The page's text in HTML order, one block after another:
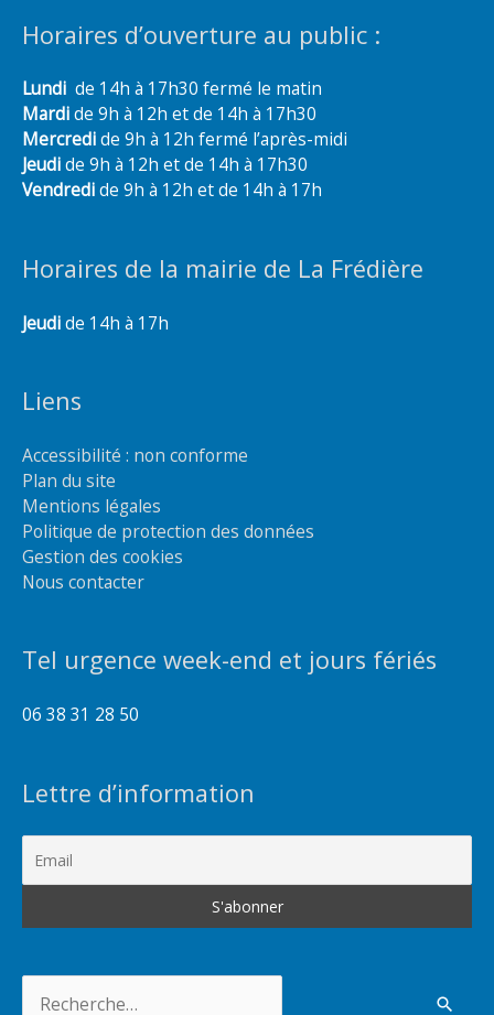
Horaires d’ouverture au public :
Lundi de 14h à 17h30 fermé le matin
Mardide 9h à 12h et de 14h à 17h30
Mercredide 9h à 12h fermé l’après-midi
Jeudide 9h à 12h et de 14h à 17h30
Vendredide 9h à 12h et de 14h à 17h
Horaires de la mairie de La Frédière
Jeudide 14h à 17h
Liens
Accessibilité : non conforme
Plan du site
Mentions légales
Politique de protection des données
Gestion des cookies
Nous contacter
Tel urgence week-end et jours fériés
06 38 31 28 50
Lettre d’information